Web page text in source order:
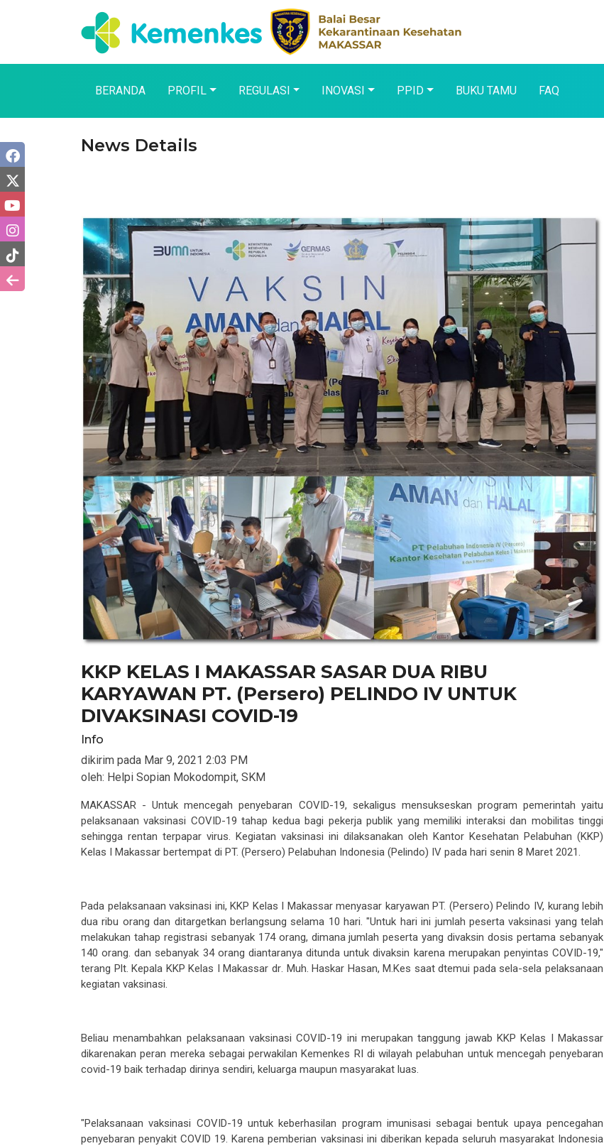
BERANDA PROFIL REGULASI INOVASI PPID BUKU TAMU FAQ
News Details
KKP KELAS I MAKASSAR SASAR DUA RIBU
KARYAWAN PT. (Persero) PELINDO IV UNTUK
DIVAKSINASI COVID-19
Info
dikirim pada Mar 9, 2021 2:03 PM
oleh: Helpi Sopian Mokodompit, SKM
MAKASSAR - Untuk mencegah penyebaran COVID-19, sekaligus mensukseskan program pemerintah yaitu
pelaksanaanvaksinasi COVID-19 tahap kedua bagi pekerja publik yang memiliki interaksi dan mobilitas tinggi
sehingga rentan terpapar virus
Kegiatan vaksinasi ini dilaksanakan oleh Kantor Kesehatan Pelabuhan (KKP)
Kelas I Makassar bertempat di PT. (Persero) Pelabuhan Indonesia (Pelindo) IV pada hari senin 8 Maret 2021
Pada pelaksanaan vaksinasi ini,KKP Kelas I Makassar menyasar karyawan PT. (Persero) Pelindo IV, kurang lebih
dua ribu orang dan ditargetkan berlangsung selama 10 hari. "Untuk hari ini jumlah peserta vaksinasi yang telah
melakukan tahap registrasi sebanyak 174 orang, dimana jumlah peserta yang divaksin dosispertama sebanyak
140 orang dan sebanyak 34 orang diantaranyaditunda untukdivaksin karena merupakan penyintas COVID-19,"
terang Plt.Kepala KKP Kelas I Makassar dr. Muh.Haskar Hasan, M.Kes saat dtemui pada sela-sela pelaksanaan
kegiatan vaksinasi.
Beliau menambahkan pelaksanaan vaksinasiCOVID-19 ini merupakan tanggung jawabKKPKelas IMakassar
dikarenakan peran mereka sebagai perwakilan Kemenkes RI di wilayah pelabuhan untuk mencegah penyebaran
covid-19 baik terhadap dirinya sendiri, keluarga maupun masyarakat luas.
"Pelaksanaan vaksinasi COVID-19 untuk keberhasilan program imunisasi sebagai bentuk upaya pencegahan
penyebaran penyakit COVID 19. Karena pemberian vaksinasi ini diberikan kepada seluruh masyarakat Indonesia